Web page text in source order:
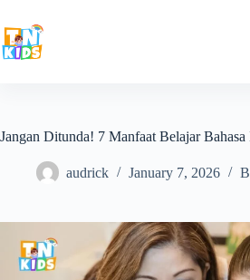
content
Jangan Ditunda! 7 Manfaat Belajar
audrick January 7, 2026